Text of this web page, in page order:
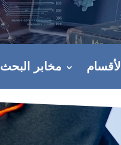
الأقسام مخابر البحث